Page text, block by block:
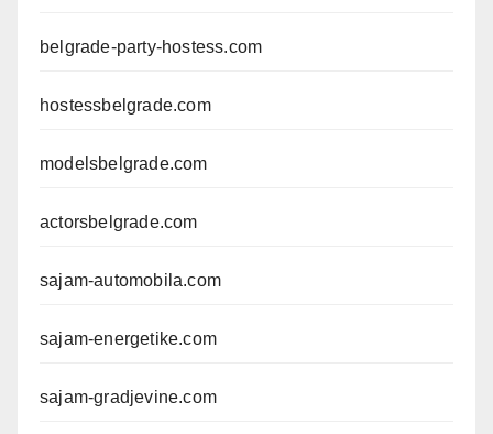
belgrade-party-hostess.com
hostessbelgrade.com
modelsbelgrade.com
actorsbelgrade.com
sajam-automobila.com
sajam-energetike.com
sajam-gradjevine.com